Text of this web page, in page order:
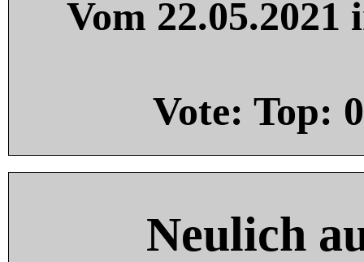
Vom
Vote: Top: 0
Neulich